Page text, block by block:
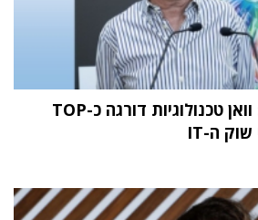
מחקר STKI השנתי: וואן טכנולוגיות דורגה כ-TOP